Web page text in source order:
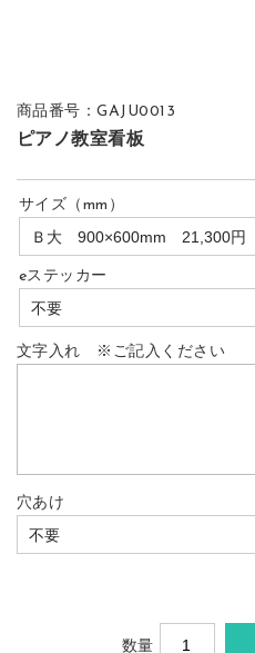
商品番号：GAJU0013
ピアノ教室看板
サイズ（mm）
eステッカー
文字入れ ※ご記入ください
穴あけ
数量